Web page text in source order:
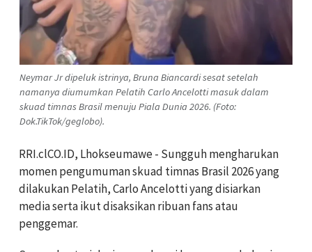
Neymar Jr dipeluk istrinya, Bruna Biancardi sesat setelah
namanya diumumkan Pelatih Carlo Ancelotti masuk dalam
skuad timnas Brasil menuju Piala Dunia 2026. (Foto:
Dok.TikTok/geglobo).
RRI.clCO.ID, Lhokseumawe - Sungguh mengharukan
momen pengumuman skuad timnas Brasil 2026 yang
dilakukan Pelatih, Carlo Ancelotti yang disiarkan
media serta ikut disaksikan ribuan fans atau
penggemar.